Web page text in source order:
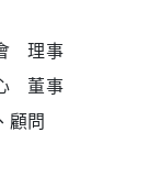
理事
董事
顧問